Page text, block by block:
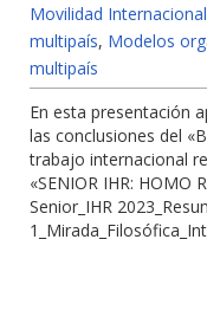
Movilidad Internacional
multipaís, Modelos
multipaís
En esta presentación
las conclusiones del
trabajo internacional
«SENIOR IHR: HOMO
Senior_IHR